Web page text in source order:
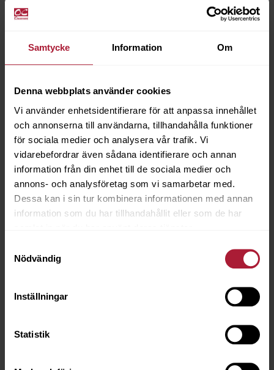
Samtycke Information Om
Denna webbplats använder cookies
Vi använder enhetsidentifierare för att anpassa innehållet
och annonserna till användarna, tillhandahålla funktioner
för sociala medier och analysera vår trafik. Vi
vidarebefordrar även sådana identifierare och annan
information från din enhet till de sociala medier och
annons- och analysföretag som vi samarbetar med.
Dessa kan i sin tur kombinera informationen med annan
information som du har tillhandahållit eller som de har
Nödvändig
Inställningar
Statistik
Provkarta ROMEO
001-ROM
Saldo4